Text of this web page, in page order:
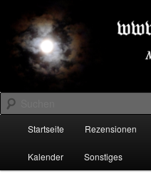
primären
Inhalt
springenDARK-
Suchen
Startseite Rezensionen
Kalender Sonstiges